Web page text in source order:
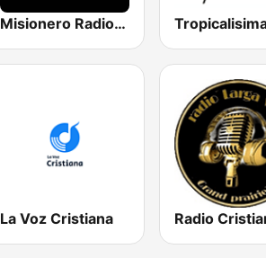
Misionero Radio - Radio Cristiana
La Voz Cristiana